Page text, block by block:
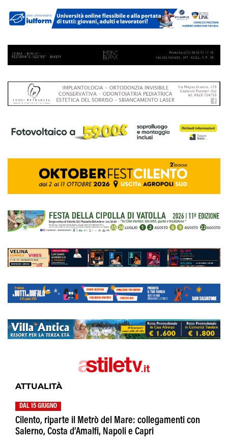
ATTUALITÀ
DAL 15 GIUGNO
Cilento, riparte il Metrò del Mare: collegamenti con
Salerno, Costa d’Amalfi, Napoli e Capri